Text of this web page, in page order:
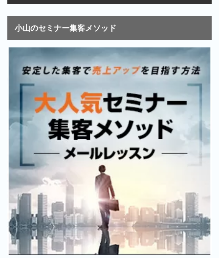
小山のセミナー集客メソッド